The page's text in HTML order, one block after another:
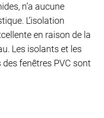
n’a aucune
L’isolation
en raison de la
Les isolants et les
fenêtres PVC sont